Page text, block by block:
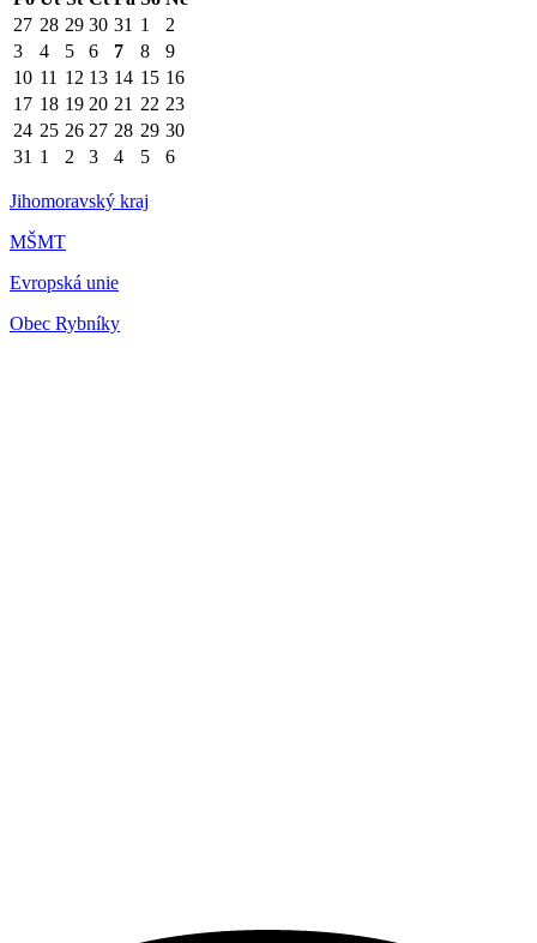
27 28 29 30 31 1
2
3
4 5 6 7 8
9
10 11 12 13 14 15 16
17 18 19 20 21 22 23
24 25 26 27 28 29 30
31 1 2 3 4 5 6
Jihomoravský kraj
MŠMT
Evropská unie
Obec Rybníky